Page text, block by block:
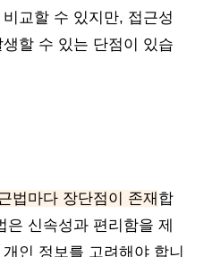
교할 수 있지만, 접근성
할 수 있는 단점이 있습
법마다 장단점이 존재합
은 신속성과 편리함을 제
인 정보를 고려해야 합니